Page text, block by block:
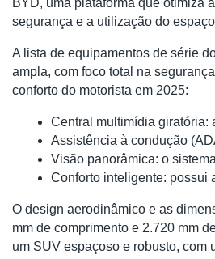
BYD, uma plataforma que otimiza
segurança e a utilização do
A lista de equipamentos de série
ampla, com foco total na
conforto do motorista em 2025:
Central multimídia giratória:
Assistência à condução
Visão panorâmica: o
Conforto inteligente: possui
O design aerodinâmico e as
mm de comprimento e 2.720 mm
um SUV espaçoso e robusto, com